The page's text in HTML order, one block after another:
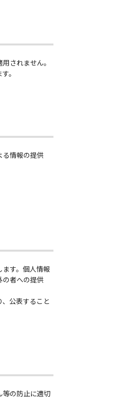
されません。
。
る情報の提供
す。個人情報
の者への提供
公表すること
等の防止に適切